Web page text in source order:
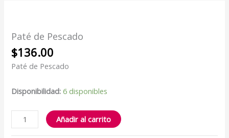
Paté de Pescado
$136.00
Paté de Pescado
Disponibilidad: 6 disponibles
Pescado
Añadir al carrito